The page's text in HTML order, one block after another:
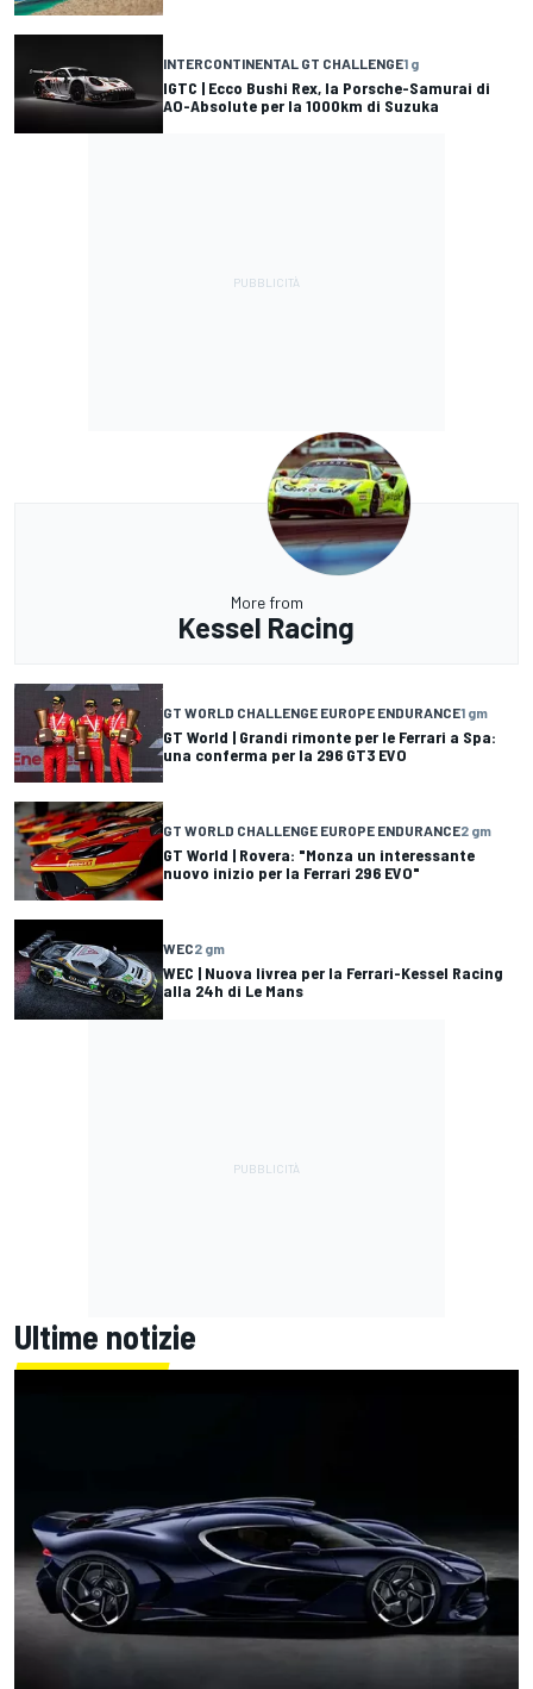
INTERCONTINENTAL GT CHALLENGE1 g
IGTC | Ecco Bushi Rex, la Porsche-Samurai di
AO-Absolute per la 1000km di Suzuka
More from
Kessel Racing
GT WORLD CHALLENGE EUROPE ENDURANCE1 gm
GT World | Grandi rimonte per le Ferrari a Spa:
una conferma per la 296 GT3 EVO
GT WORLD CHALLENGE EUROPE ENDURANCE2 gm
GT World | Rovera: "Monza un interessante
nuovo inizio per la Ferrari 296 EVO"
WEC2 gm
WEC | Nuova livrea per la Ferrari-Kessel Racing
alla 24h di Le Mans
Ultime notizie